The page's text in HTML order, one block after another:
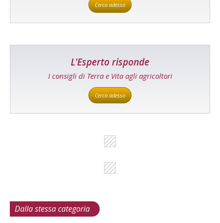
Cerca adesso
L'Esperto risponde
I consigli di Terra e Vita agli agricoltori
Cerca adesso
Dalla stessa categoria